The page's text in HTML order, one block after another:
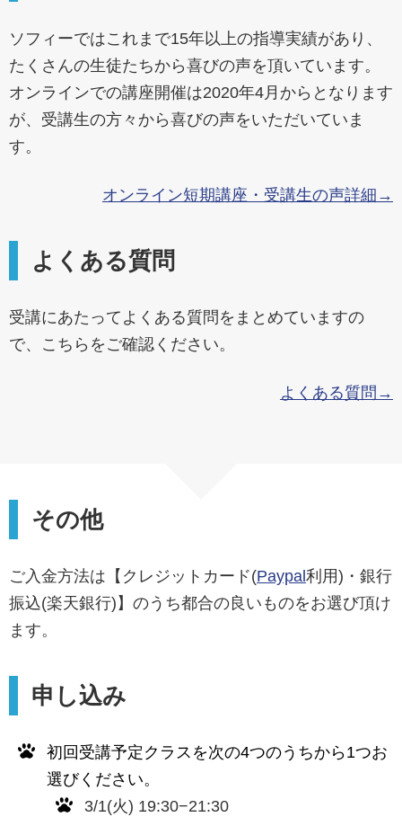
ソフィーではこれまで15年以上の指導実績があり、
たくさんの生徒たちから喜びの声を頂いています。
オンラインでの講座開催は2020年4月からとなります
が、受講生の方々から喜びの声をいただいていま
す。
オンライン短期講座・受講生の声詳細→
よくある質問
受講にあたってよくある質問をまとめていますの
で、こちらをご確認ください。
よくある質問→
その他
ご入金方法は【クレジットカード(Paypal 利用)・銀行
振込(楽天銀行)】のうち都合の良いものをお選び頂け
ます。
申し込み
初回受講予定クラスを次の4つのうちから1つお
選びください。
3/1(火) 19:30−21:30